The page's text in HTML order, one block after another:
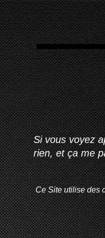
Si vous voyez
rien, et ça me
Ce Site utilise des